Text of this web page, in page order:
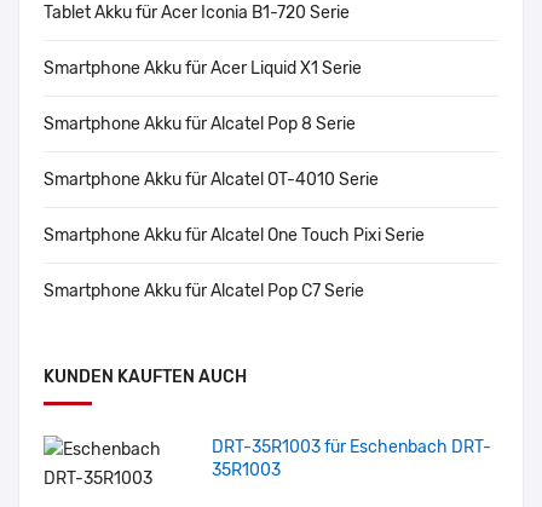
Tablet Akku für Acer Iconia B1-720 Serie
Smartphone Akku für Acer Liquid X1 Serie
Smartphone Akku für Alcatel Pop 8 Serie
Smartphone Akku für Alcatel OT-4010 Serie
Smartphone Akku für Alcatel One Touch Pixi Serie
Smartphone Akku für Alcatel Pop C7 Serie
KUNDEN KAUFTEN AUCH
DRT-35R1003 für Eschenbach DRT-
35R1003